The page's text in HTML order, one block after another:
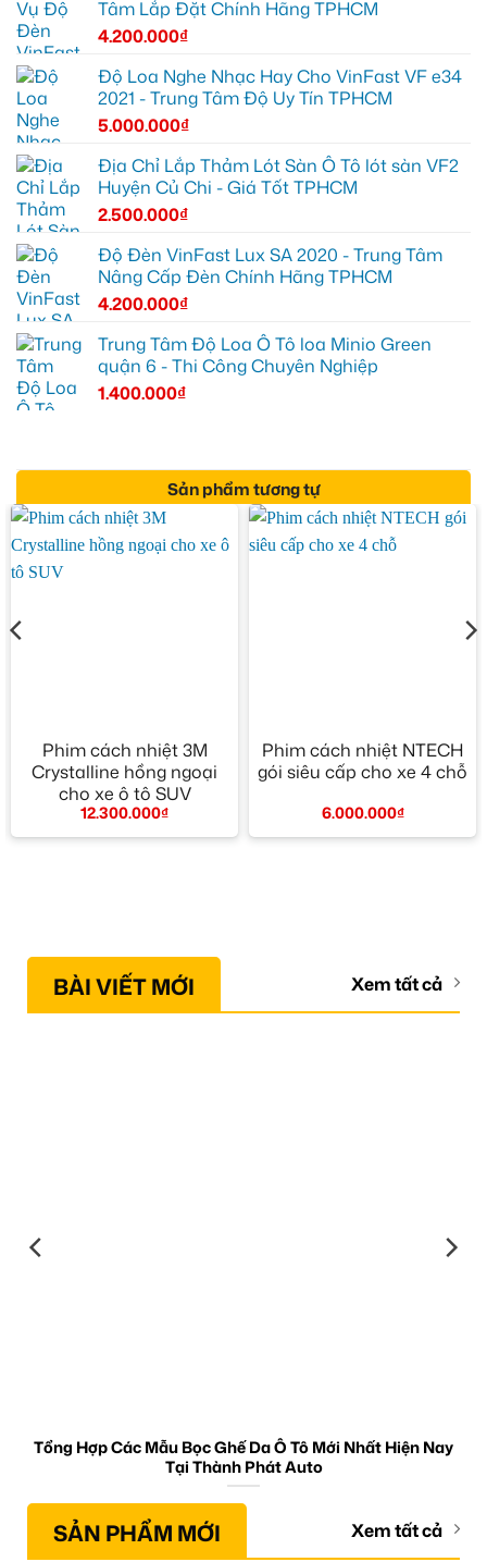
Tâm Lắp Đặt Chính Hãng TPHCM
4.200.000₫
Độ Loa Nghe Nhạc Hay Cho VinFast VF e34
2021 - Trung Tâm Độ Uy Tín TPHCM
5.000.000₫
Địa Chỉ Lắp Thảm Lót Sàn Ô Tô lót sàn VF2
Huyện Củ Chi - Giá Tốt TPHCM
2.500.000₫
Độ Đèn VinFast Lux SA 2020 - Trung Tâm
Nâng Cấp Đèn Chính Hãng TPHCM
4.200.000₫
Trung Tâm Độ Loa Ô Tô loa Minio Green
quận 6 - Thi Công Chuyên Nghiệp
1.400.000₫
Sản phẩm tương tự
Phim cách nhiệt 3M
Crystalline hồng ngoại
cho xe ô tô SUV
12.300.000₫
Phim cách nhiệt NTECH
gói siêu cấp cho xe 4 chỗ
6.000.000₫
BÀI VIẾT MỚI Xem tất cả
Tổng Hợp Các Mẫu Bọc Ghế Da Ô Tô Mới Nhất Hiện Nay
Tại Thành Phát Auto
SẢN PHẨM MỚI Xem tất cả